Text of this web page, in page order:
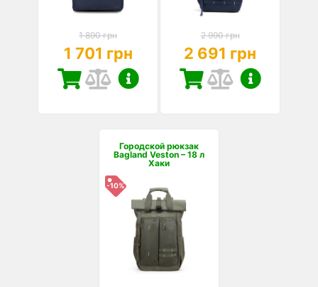
1 890 грн
1 701 грн
2 990 грн
2 691 грн
Городской рюкзак
Bagland Veston – 18 л
Хаки
-10%